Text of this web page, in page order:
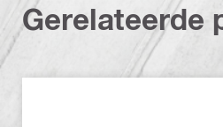
Gerelateerde